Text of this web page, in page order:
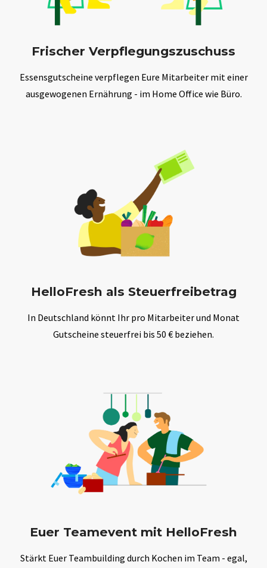
Frischer Verpflegungszuschuss
Essensgutscheine verpflegen Eure Mitarbeiter mit einer
ausgewogenen Ernährung - im Home Office wie Büro.
HelloFresh als Steuerfreibetrag
In Deutschland könnt Ihr pro Mitarbeiter und Monat
Gutscheine steuerfrei bis 50 € beziehen.
Euer Teamevent mit HelloFresh
Stärkt Euer Teambuilding durch Kochen im Team - egal,